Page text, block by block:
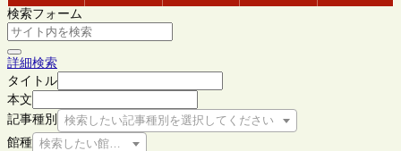
検索フォーム
詳細検索
タイトル
本文
記事種別
検索したい記事種別を選択してください
館種 検索したい館種を選択してください